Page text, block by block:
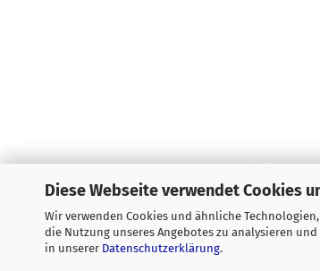
Diese Webseite verwendet Cookies
Wir verwenden Cookies und ähnliche
die Nutzung unseres Angebotes zu analysieren
in unserer Datenschutzerklärung.